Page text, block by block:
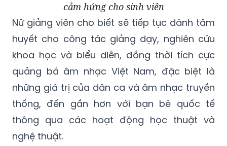
cảm hứng cho sinh viên
Nữ giảng viên cho biết sẽ tiếp tục dành tâm
huyết cho công tác giảng dạy, nghiên cứu
khoa học và biểu diễn, đồng thời tích cực
quảng bá âm nhạc Việt Nam, đặc biệt là
những giá trị của dân ca và âm nhạc truyền
thống, đến gần hơn với bạn bè quốc tế
thông qua các hoạt động học thuật và
nghệ thuật.